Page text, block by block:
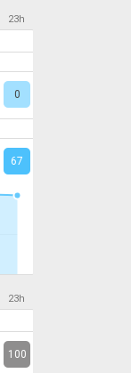
23h
0
67
23h
100